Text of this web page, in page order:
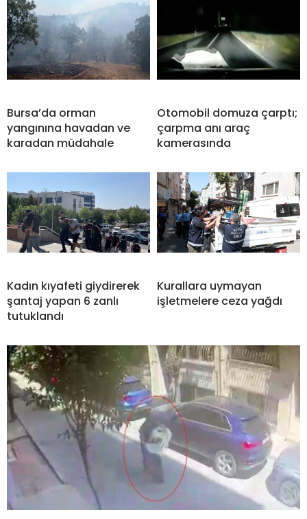
Bursa’da orman
yangınına havadan ve
karadan müdahale
Otomobil domuza çarptı;
çarpma anı araç
kamerasında
Kadın kıyafeti giydirerek
şantaj yapan 6 zanlı
tutuklandı
Kurallara uymayan
işletmelere ceza yağdı